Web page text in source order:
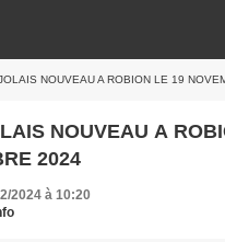
NOUVEAU A ROBION LE 19
NOUVEAU A ROBION
2024
2024 à 10:20